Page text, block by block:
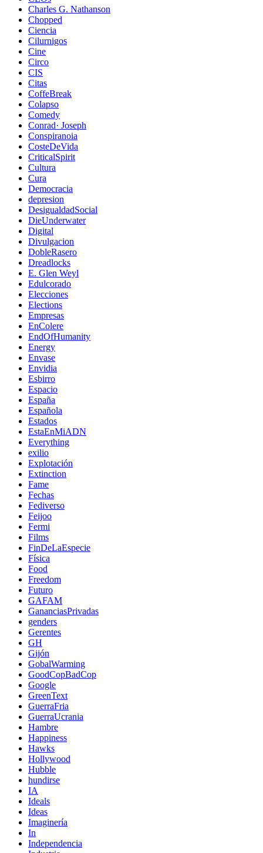
Charles G. Nathanson
Chopped
Ciencia
Cilurnigos
Cine
Circo
CIS
Citas
CoffeBreak
Colapso
Comedy
Conrad· Joseph
Conspiranoia
CosteDeVida
CriticalSpirit
Cultura
Cura
Democracia
depresion
DesigualdadSocial
DieUnderwater
Digital
Divulgacion
DobleRasero
Dreadlocks
E. Glen Weyl
Edulcorado
Elecciones
Elections
Empresas
EnColere
EndOfHumanity
Energy
Envase
Envidia
Esbirro
Espacio
España
Española
Estados
EstaEnMiADN
Everything
exilio
Explotación
Extinction
Fame
Fechas
Fediverso
Feijoo
Fermi
Films
FinDeLaEspecie
Física
Food
Freedom
Futuro
GAFAM
GananciasPrivadas
genders
Gerentes
GH
Gijón
GobalWarming
GoodCopBadCop
Google
GreenText
GuerraFria
GuerraUcrania
Hambre
Happiness
Hawks
Hollywood
Hubble
hundirse
IA
Ideals
Ideas
Imaginería
In
Independencia